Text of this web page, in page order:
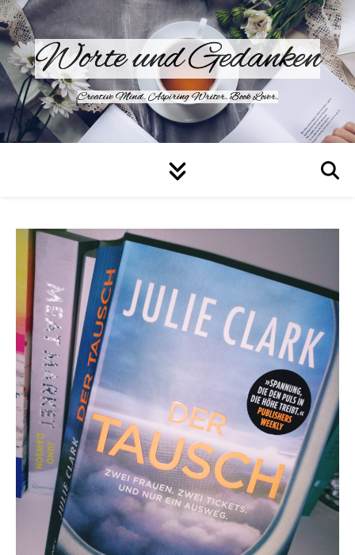
Worte und Gedanken
Creative Mind. Aspiring Writer. Book Lover.